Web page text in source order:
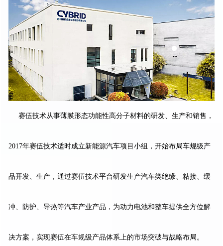
赛伍技术从事薄膜形态功能性高分子材料的研发、生产和销售，
2017年赛伍技术适时成立新能源汽车项目小组，开始布局车规级产
品开发、生产，通过赛伍技术平台研发生产汽车类绝缘、粘接、缓
冲、防护、导热等汽车产业产品，为动力电池和整车提供全方位解
决方案，实现赛伍在车规级产品体系上的市场突破与战略布局。